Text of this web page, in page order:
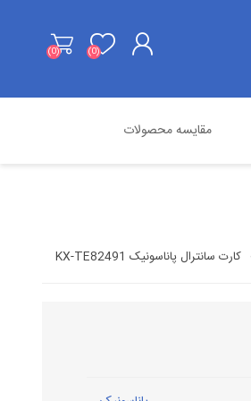
(0)
(0)
مقایسه محصولات
کارت سانترال پاناسونیک KX-TE82491